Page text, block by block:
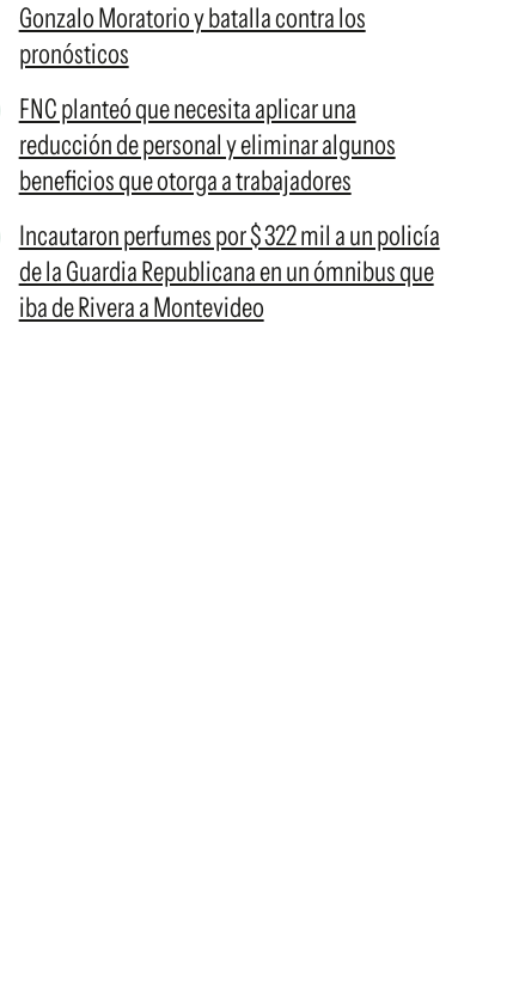
Gonzalo Moratorio y batalla contra los
pronósticos
FNC planteó que necesita aplicar una
reducción de personal y eliminar algunos
beneficios que otorga a trabajadores
Incautaron perfumes por $ 322 mil a un policía
de la Guardia Republicana en un ómnibus que
iba de Rivera a Montevideo